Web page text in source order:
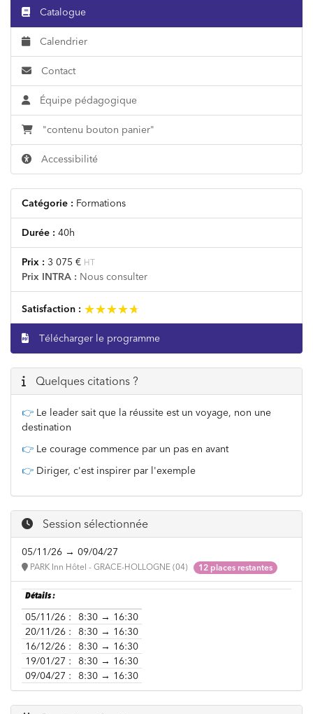
Catalogue
Calendrier
Contact
Équipe pédagogique
"contenu bouton panier"
Accessibilité
Catégorie : Formations
Durée : 40h
Prix : 3 075 € HT
Prix INTRA : Nous consulter
Satisfaction : ★★★★★
★★★★★
Télécharger le programme
Quelques citations ?
👉 Le leader sait que la réussite est un voyage, non une
destination
👉 Le courage commence par un pas en avant
👉 Diriger, c'est inspirer par l'exemple
Session sélectionnée
05/11/26 → 09/04/27
PARK Inn Hôtel - GRACE-HOLLOGNE (04) 12 places restantes
Détails :
05/11/26 :
8:30 → 16:30
20/11/26 :
8:30 → 16:30
16/12/26 :
8:30 → 16:30
19/01/27 :
8:30 → 16:30
09/04/27 :
8:30 → 16:30